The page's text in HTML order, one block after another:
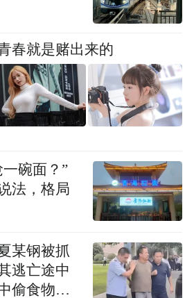
红普林生殖医学科技有限
与会嘉宾、经销商及媒体
殖医学科技有限公司的辉
，展示了中红普林生殖医
国的社会责任，为提升中
贡献中红力量！
春就是赌出来的
碗面？”
法，格局
某钢被抓
逃亡途中
偷食物被